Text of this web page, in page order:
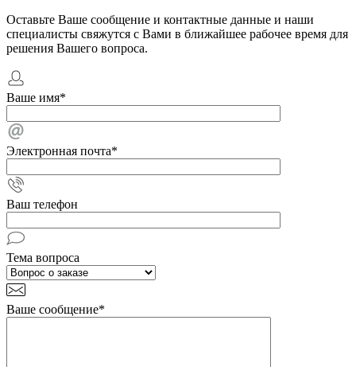
Оставьте Ваше сообщение и контактные данные и наши
специалисты свяжутся с Вами в ближайшее рабочее время для
решения Вашего вопроса.
Ваше имя*
Электронная почта*
Ваш телефон
Тема вопроса
Ваше сообщение*